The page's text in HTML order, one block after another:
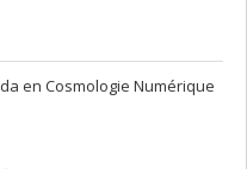
Levasseur
de recherches en
Fonds Nouvelles
en Cosmologie Numérique